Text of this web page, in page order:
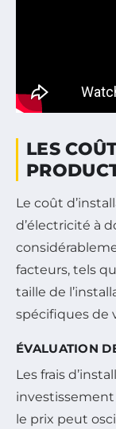
LES
Le coût
d’électricité à
facteurs, tels
taille de
spécifiques de
ÉVALUATION
Les frais
investissement
le prix peut